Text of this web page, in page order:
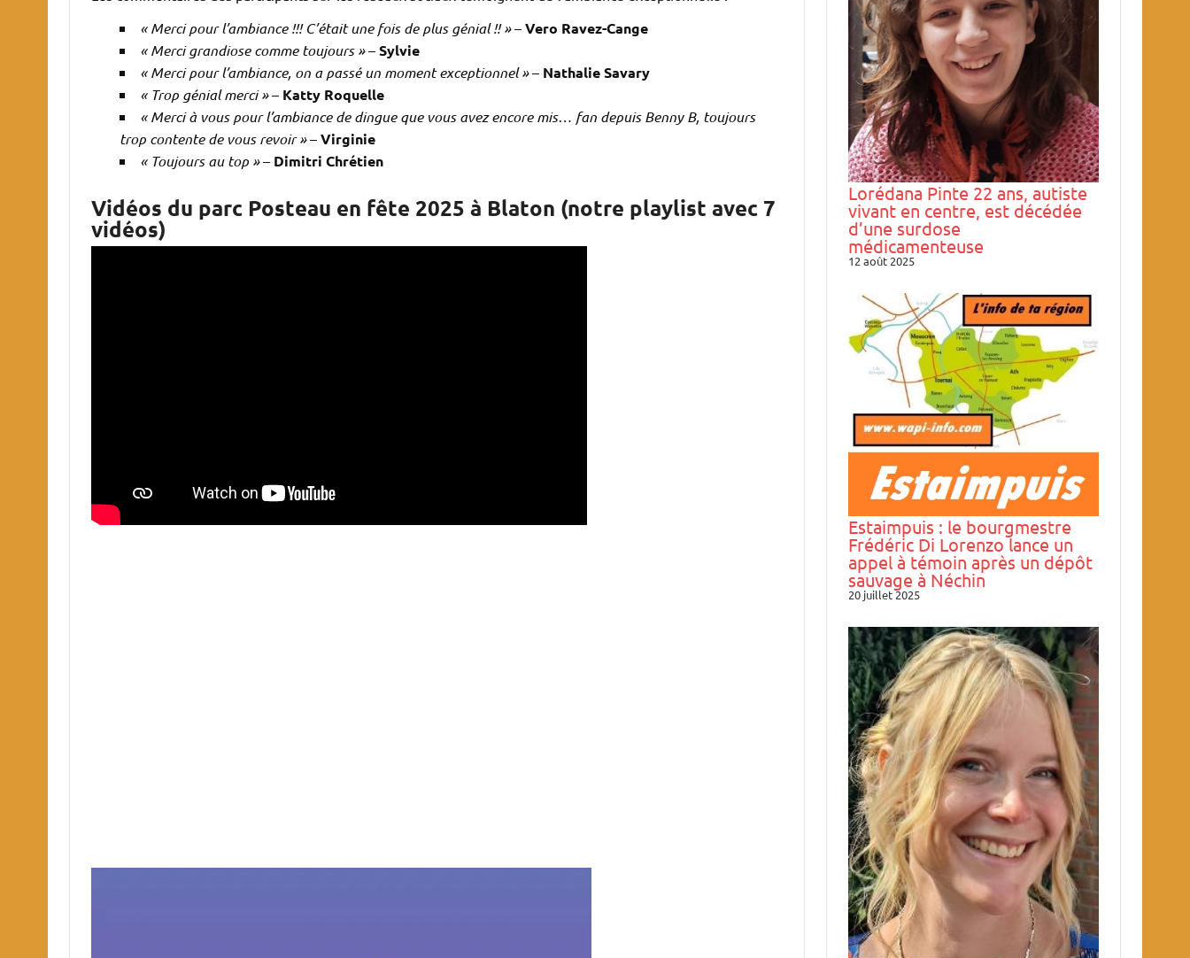
« Merci pour l’ambiance !!! C’était une fois de plus génial !! »– Vero Ravez-Cange
« Merci grandiose comme toujours »– Sylvie
« Merci pour l’ambiance, on a passé un moment exceptionnel »– Nathalie Savary
« Trop génial merci »– Katty Roquelle
« Merci à vous pour l’ambiance de dingue que vous avez encore mis… fan depuis Benny B, toujours
trop contente de vous revoir »– Virginie
« Toujours au top »– Dimitri Chrétien
Vidéos du parc Posteau en fête 2025 à Blaton (notre playlist avec 7
vidéos)
Lorédana Pinte 22 ans, autiste
vivant en centre, est décédée
d’une surdose
médicamenteuse
12 août 2025
Estaimpuis : le bourgmestre
Frédéric Di Lorenzo lance un
appel à témoin après un dépôt
sauvage à Néchin
20 juillet 2025